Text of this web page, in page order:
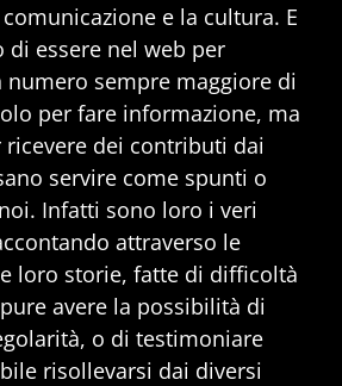
e la cultura. E
di essere nel web per
numero sempre maggiore di
per fare informazione, ma
dei contributi dai
servire come spunti o
Infatti sono loro i veri
attraverso le
loro storie, fatte di difficoltà
avere la possibilità di
o di testimoniare
risollevarsi dai diversi